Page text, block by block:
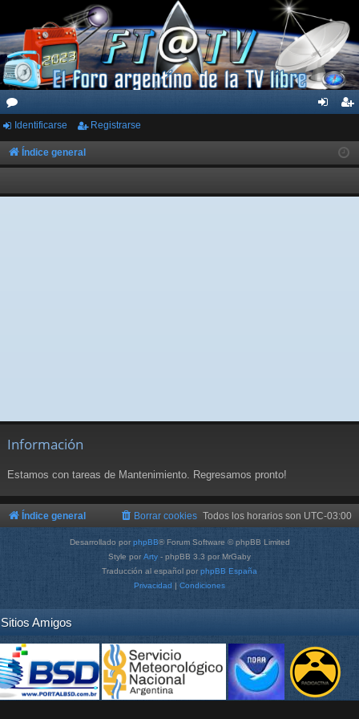
or
os
ar
ist
rs
Identificarse Registrarse
Índice general
Información
Estamos con tareas de Mantenimiento. Regresamos pronto!
Índice general Todos los horarios son UTC-03:00
Borrar cookies
Desarrollado por phpBB® Forum Software © phpBB Limited
Style por Arty - phpBB 3.3 por MrGaby
Traducción al español por phpBB España
Privacidad | Condiciones
Sitios Amigos